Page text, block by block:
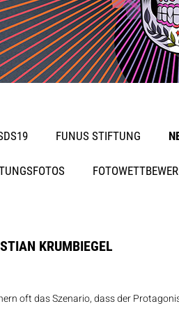
FUNUS STIFTUNG
KRUMBIEGEL
oft das Szenario, dass der